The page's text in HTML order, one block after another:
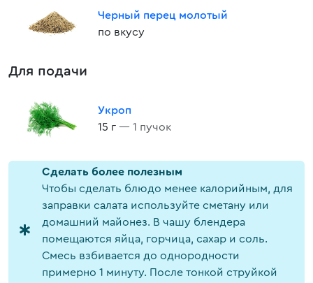
Черный перец молотый
по вкусу
Для подачи
Укроп
15 г — 1 пучок
Cделать более полезным
Чтобы сделать блюдо менее калорийным, для
заправки салата используйте сметану или
домашний майонез. В чашу блендера
помещаются яйца, горчица, сахар и соль.
Смесь взбивается до однородности
примерно 1 минуту. После тонкой струйкой